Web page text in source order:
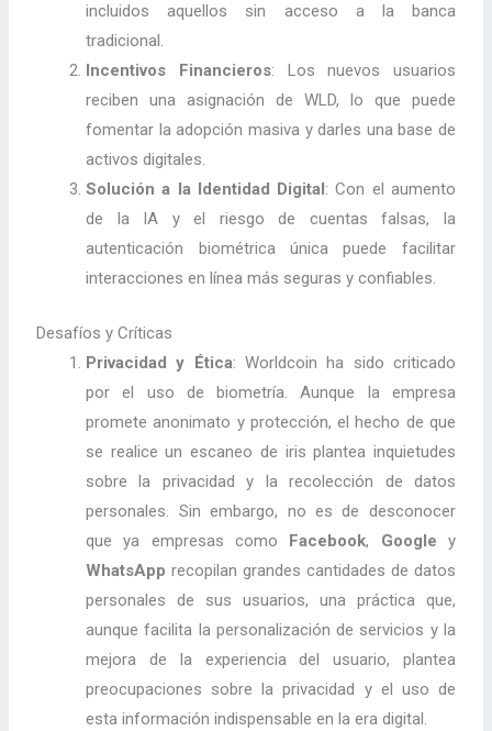
incluidos aquellos sin acceso a la banca
tradicional.
Incentivos Financieros: Los nuevos usuarios
reciben una asignación de WLD, lo que puede
fomentar la adopción masiva y darles una base de
activos digitales.
Solución a la Identidad Digital: Con el aumento
de la IA y el riesgo de cuentas falsas, la
autenticación biométrica única puede facilitar
interacciones en línea más seguras y confiables.
Desafíos y Críticas
Privacidad y Ética: Worldcoin ha sido criticado
por el uso de biometría. Aunque la empresa
promete anonimato y protección, el hecho de que
se realice un escaneo de iris plantea inquietudes
sobre la privacidad y la recolección de datos
personales. Sin embargo, no es de desconocer
que ya empresas como Facebook, Google y
WhatsApp recopilan grandes cantidades de datos
personales de sus usuarios, una práctica que,
aunque facilita la personalización de servicios y la
mejora de la experiencia del usuario, plantea
preocupaciones sobre la privacidad y el uso de
esta información indispensable en la era digital.